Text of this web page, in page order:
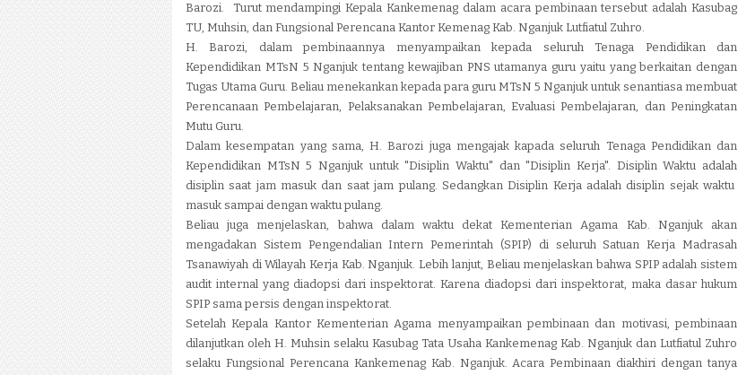
Barozi. Turut mendampingi Kepala Kankemenag dalam acara pembinaan tersebut adalah Kasubag
TU, Muhsin, dan Fungsional Perencana Kantor Kemenag Kab. Nganjuk Lutfiatul Zuhro.
H. Barozi, dalam pembinaannya menyampaikan kepada seluruh Tenaga Pendidikan dan
Kependidikan MTsN 5 Nganjuk tentang kewajiban PNS utamanya guru yaitu yang berkaitan dengan
Tugas Utama Guru. Beliau menekankan kepada para guru MTsN 5 Nganjuk untuk senantiasa membuat
Perencanaan Pembelajaran, Pelaksanakan Pembelajaran, Evaluasi Pembelajaran, dan Peningkatan
Mutu Guru.
Dalam kesempatan yang sama, H. Barozi juga mengajak kapada seluruh Tenaga Pendidikan dan
Kependidikan MTsN 5 Nganjuk untuk "Disiplin Waktu" dan "Disiplin Kerja". Disiplin Waktu adalah
disiplin saat jam masuk dan saat jam pulang. Sedangkan Disiplin Kerja adalah disiplin sejak waktu
masuk sampai dengan waktu pulang.
Beliau juga menjelaskan, bahwa dalam waktu dekat Kementerian Agama Kab. Nganjuk akan
mengadakan Sistem Pengendalian Intern Pemerintah (SPIP) di seluruh Satuan Kerja Madrasah
Tsanawiyah di Wilayah Kerja Kab. Nganjuk. Lebih lanjut, Beliau menjelaskan bahwa SPIP adalah sistem
audit internal yang diadopsi dari inspektorat. Karena diadopsi dari inspektorat, maka dasar hukum
SPIP sama persis dengan inspektorat.
Setelah Kepala Kantor Kementerian Agama menyampaikan pembinaan dan motivasi, pembinaan
dilanjutkan oleh H. Muhsin selaku Kasubag Tata Usaha Kankemenag Kab. Nganjuk dan Lutfiatul Zuhro
selaku Fungsional Perencana Kankemenag Kab. Nganjuk. Acara Pembinaan diakhiri dengan tanya